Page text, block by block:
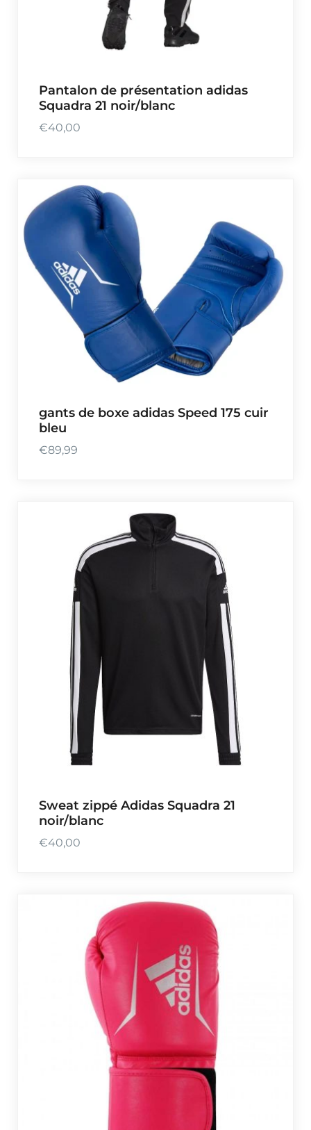
Pantalon de présentation adidas
Squadra 21 noir/blanc
€40,00
gants de boxe adidas Speed 175 cuir
bleu
€89,99
Sweat zippé Adidas Squadra 21
noir/blanc
€40,00